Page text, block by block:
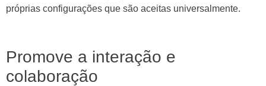
próprias configurações que são aceitas universalmente.
Promove a interação e
colaboração